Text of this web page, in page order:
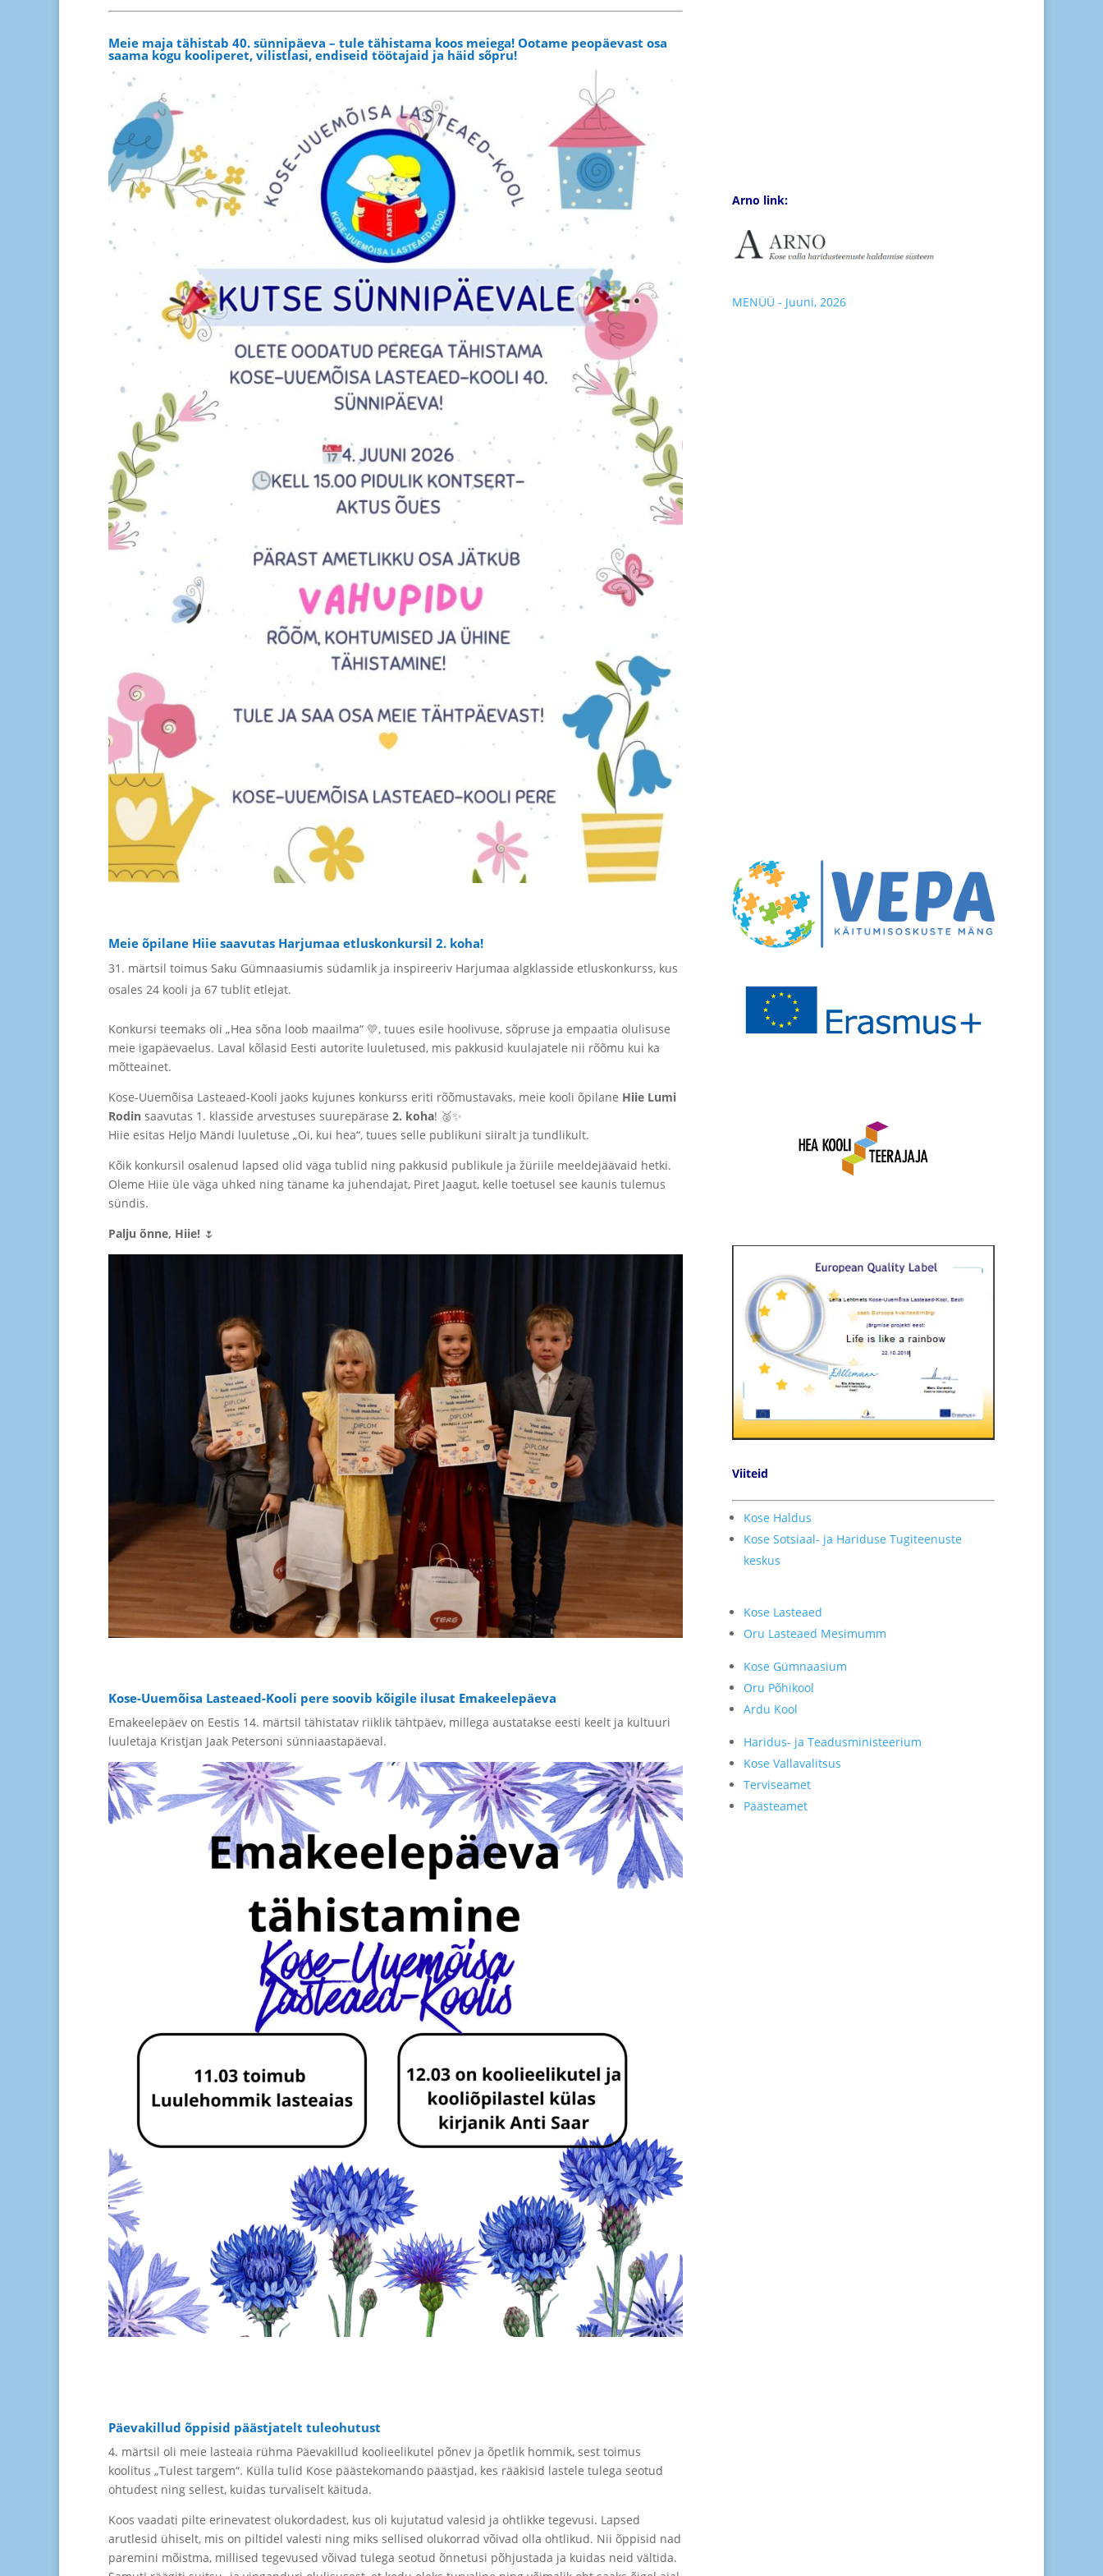
Meie maja tähistab 40. sünnipäeva – tule tähistama koos meiega! Ootame peopäevast osa
saama kogu kooliperet, vilistlasi, endiseid töötajaid ja häid sõpru!
Meie õpilane Hiie saavutas Harjumaa etluskonkursil 2. koha!
märtsil toimus Saku Gümnaasiumis südamlik ja inspireeriv Harjumaa algklasside etluskonkurss, kus
osales 24 kooli ja 67 tublit etlejat.
Konkursi teemaks oli „Hea sõna loob maailma“ 💛, tuues esile hoolivuse, sõpruse ja empaatia olulisuse
meie igapäevaelus. Laval kõlasid Eesti autorite luuletused, mis pakkusid kuulajatele nii rõõmu kui ka
mõtteainet.
Kose-Uuemõisa Lasteaed-Kooli jaoks kujunes konkurss eriti rõõmustavaks, meie kooli õpilane Hiie Lumi
Rodin saavutas 1. klasside arvestuses suurepärase 2. koha! 🥈✨
Hiie esitas Heljo Mändi luuletuse „Oi, kui hea“, tuues selle publikuni siiralt ja tundlikult.
Kõik konkursil osalenud lapsed olid väga tublid ning pakkusid publikule ja žüriile meeldejäävaid hetki.
Oleme Hiie üle väga uhked ning täname ka juhendajat, Piret Jaagut, kelle toetusel see kaunis tulemus
sündis.
Palju õnne, Hiie! 🌷
Kose-Uuemõisa Lasteaed-Kooli pere soovib kõigile ilusat Emakeelepäeva
Emakeelepäev on Eestis 14. märtsil tähistatav riiklik tähtpäev, millega austatakse eesti keelt ja kultuuri
luuletaja Kristjan Jaak Petersoni sünniaastapäeval.
Päevakillud õppisid päästjatelt tuleohutust
4. märtsil oli meie lasteaia rühma Päevakillud koolieelikutel põnev ja õpetlik hommik, sest toimus
koolitus „Tulest targem“. Külla tulid Kose päästekomando päästjad, kes rääkisid lastele tulega seotud
ohtudest ning sellest, kuidas turvaliselt käituda.
Koos vaadati pilte erinevatest olukordadest, kus oli kujutatud valesid ja ohtlikke tegevusi. Lapsed
arutlesid ühiselt, mis on piltidel valesti ning miks sellised olukorrad võivad olla ohtlikud. Nii õppisid nad
paremini mõistma, millised tegevused võivad tulega seotud õnnetusi põhjustada ja kuidas neid vältida.
Arno link:
MENÜÜ - Juuni, 2026
Viiteid
Kose Haldus
Kose Sotsiaal- ja Hariduse Tugiteenuste
keskus
Kose Lasteaed
Oru Lasteaed Mesimumm
Kose Gümnaasium
Oru Põhikool
Ardu Kool
Haridus- ja Teadusministeerium
Kose Vallavalitsus
Terviseamet
Päästeamet